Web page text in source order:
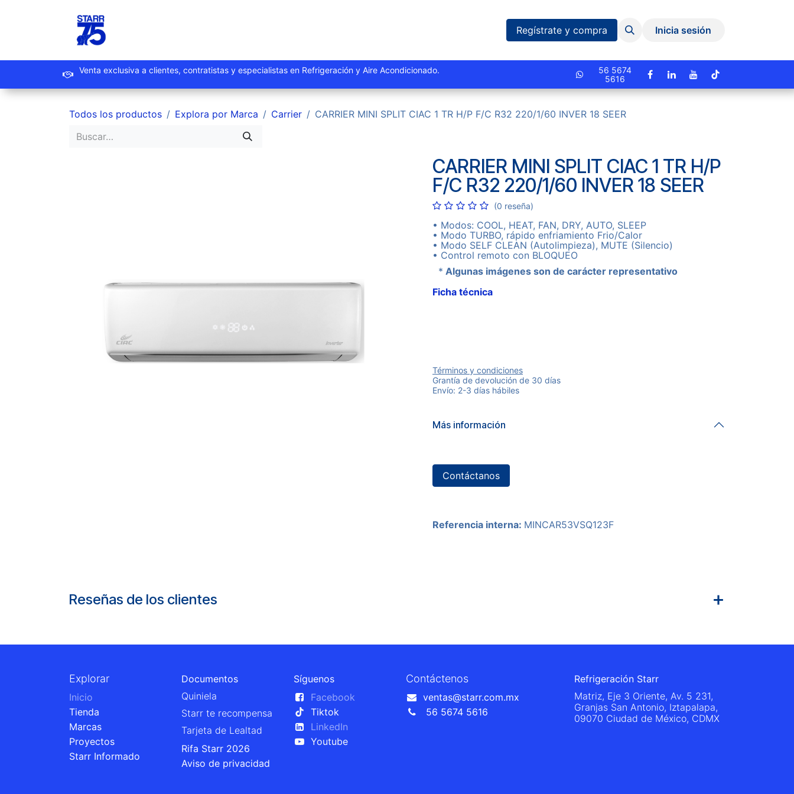
Sucursales Eventos y Capacitaciones Quiniela
Regístrate y compra Inicia sesión
Venta exclusiva a clientes, contratistas y especialistas en Refrigeración y Aire Acondicionado.
56 5674
5616
Todos los productos Explora por Marca Carrier CARRIER MINI SPLIT CIAC 1 TR H/P F/C R32 220/1/60 INVER 18 SEER
CARRIER MINI SPLIT CIAC 1 TR H/P
F/C R32 220/1/60 INVER 18 SEER
(0 reseña)
• Modos: COOL, HEAT, FAN, DRY, AUTO, SLEEP
• Modo TURBO, rápido enfriamiento Frio/Calor
• Modo SELF CLEAN (Autolimpieza), MUTE (Silencio)
• Control remoto con BLOQUEO
* Algunas imágenes son de carácter representativo
Ficha técnica
Términos y condiciones
Grantía de devolución de 30 días
Envío: 2-3 días hábiles
Más información
Contáctanos
Referencia interna: MINCAR53VSQ123F
Reseñas de los clientes
Explorar
Inicio
Tienda
Marcas
Proyectos
Starr Informado
Documentos
Quiniela
Starr te recompensa
Tarjeta de Lealtad
Rifa Starr 2026
Aviso de privacidad
Síguenos
Facebook
Tiktok
LinkedIn
Youtube
Contáctenos
ventas@starr.com.mx
56 5674 5616
Refrigeración Starr
Matriz, Eje 3 Oriente, Av. 5 231,
Granjas San Antonio, Iztapalapa,
09070 Ciudad de México, CDMX